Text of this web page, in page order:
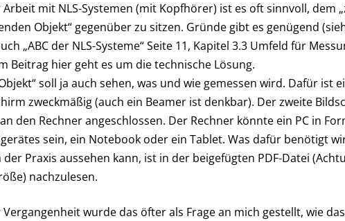
Arbeit mit NLS-Systemen (mit Kopfhörer) ist es oft sinnvoll, dem
Objekt“ gegenüber zu sitzen. Gründe gibt es genügend
„ABC der NLS-Systeme“ Seite 11, Kapitel 3.3 Umfeld für
Beitrag hier geht es um die technische Lösung.
soll ja auch sehen, was und wie gemessen wird. Dafür ist
zweckmäßig (auch ein Beamer ist denkbar). Der zweite
den Rechner angeschlossen. Der Rechner könnte ein PC in
sein, ein Notebook oder ein Tablet. Was dafür benötigt
der Praxis aussehen kann, ist in der beigefügten PDF-Datei
nachzulesen.
Vergangenheit wurde das öfter als Frage an mich gestellt, wie